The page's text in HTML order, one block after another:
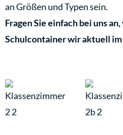
an Größen und Typen sein.
Fragen Sie einfach bei uns
Schulcontainer wir aktuell